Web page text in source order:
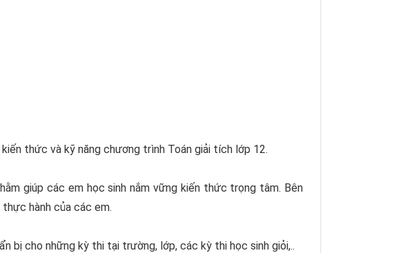
thức và kỹ năng chương trình Toán giải tích lớp 12.
giúp các em học sinh nắm vững kiến thức trọng tâm. Bên
hành của các em.
bị cho những kỳ thi tại trường, lớp, các kỳ thi học sinh giỏi,..